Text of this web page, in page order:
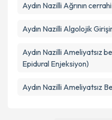
Aydın Nazilli Ağrının
Aydın Nazilli Algolojik
Aydın Nazilli Ameliyatsız
Epidural Enjeksiyon)
Aydın Nazilli Ameliyatsız